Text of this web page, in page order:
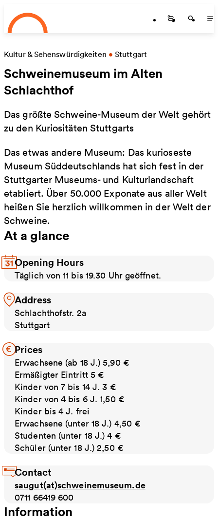
Skip to main content
Startseite
Kultur & Sehenswürdigkeiten • Stuttgart
Schweinemuseum im Alten
Schlachthof
Das größte Schweine-Museum der Welt gehört
zu den Kuriositäten Stuttgarts
Das etwas andere Museum: Das kurioseste
Museum Süddeutschlands hat sich fest in der
Stuttgarter Museums- und Kulturlandschaft
etabliert. Über 50.000 Exponate aus aller Welt
heißen Sie herzlich willkommen in der Welt der
Schweine.
At a glance
Opening Hours
Täglich von 11 bis 19.30 Uhr geöffnet.
Address
Schlachthofstr. 2a
Stuttgart
Prices
Erwachsene (ab 18 J.) 5,90 €
Ermäßigter Eintritt 5 €
Kinder von 7 bis 14 J. 3 €
Kinder von 4 bis 6 J. 1,50 €
Kinder bis 4 J. frei
Erwachsene (unter 18 J.) 4,50 €
Studenten (unter 18 J.) 4 €
Schüler (unter 18 J.) 2,50 €
Contact
saugut(at)schweinemuseum.de
0711 66419 600
Information